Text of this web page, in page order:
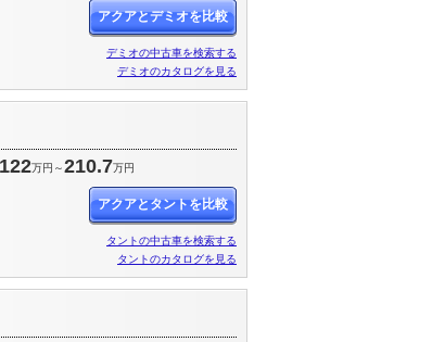
アクアとデミオを比較
デミオの中古車を検索する
デミオのカタログを見る
122万円～210.7万円
アクアとタントを比較
タントの中古車を検索する
タントのカタログを見る